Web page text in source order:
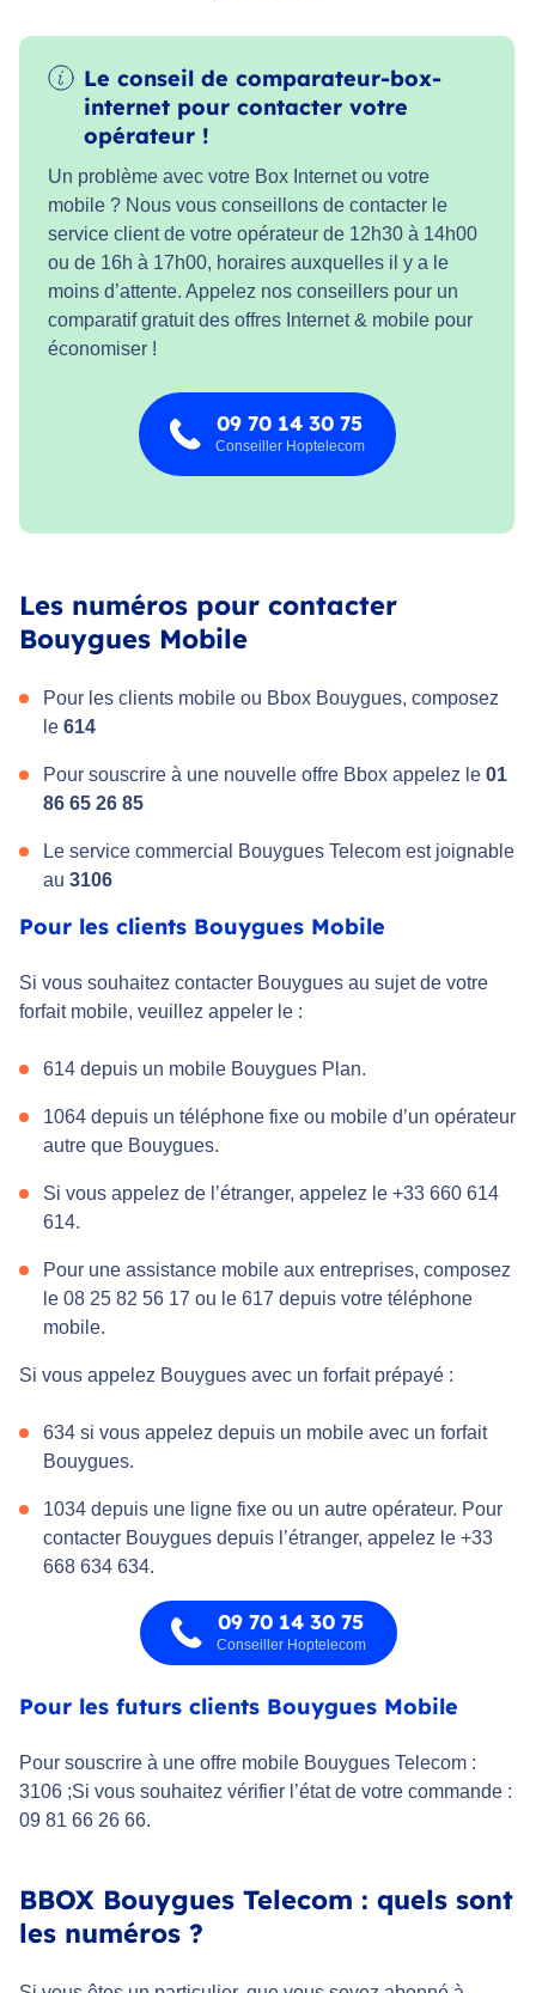
Le conseil de comparateur-box-
internet pour contacter votre
opérateur !
Un problème avec votre Box Internet ou votre
mobile ? Nous vous conseillons de contacter le
service client de votre opérateur de 12h30 à 14h00
ou de 16h à 17h00, horaires auxquelles il y a le
moins d’attente. Appelez nos conseillers pour un
comparatif gratuit des offres Internet & mobile pour
économiser !
09 70 14 30 75
Conseiller Hoptelecom
Les numéros pour contacter
Bouygues Mobile
Pour les clients mobile ou Bbox Bouygues, composez
le 614
Pour souscrire à une nouvelle offre Bbox appelez le 01
86 65 26 85
Le service commercial Bouygues Telecom est joignable
au 3106
Pour les clients Bouygues Mobile
Si vous souhaitez contacter Bouygues au sujet de votre
forfait mobile, veuillez appeler le :
614 depuis un mobile Bouygues Plan.
1064 depuis un téléphone fixe ou mobile d’un opérateur
autre que Bouygues.
Si vous appelez de l’étranger, appelez le +33 660 614
614.
Pour une assistance mobile aux entreprises, composez
le 08 25 82 56 17 ou le 617 depuis votre téléphone
mobile.
Si vous appelez Bouygues avec un forfait prépayé :
634 si vous appelez depuis un mobile avec un forfait
Bouygues.
1034 depuis une ligne fixe ou un autre opérateur. Pour
contacter Bouygues depuis l’étranger, appelez le +33
668 634 634.
09 70 14 30 75
Conseiller Hoptelecom
Pour les futurs clients Bouygues Mobile
Pour souscrire à une offre mobile Bouygues Telecom :
3106 ;Si vous souhaitez vérifier l’état de votre commande :
09 81 66 26 66.
BBOX Bouygues Telecom : quels sont
les numéros ?